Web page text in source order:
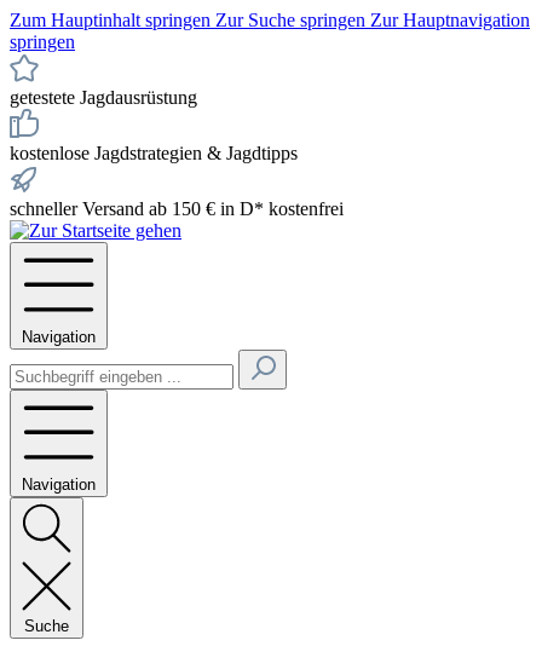
Zum Hauptinhalt springen Zur Suche springen Zur Hauptnavigation
springen
getestete Jagdausrüstung
kostenlose Jagdstrategien & Jagdtipps
schneller Versand ab 150 € in D* kostenfrei
Navigation
Navigation
Suche